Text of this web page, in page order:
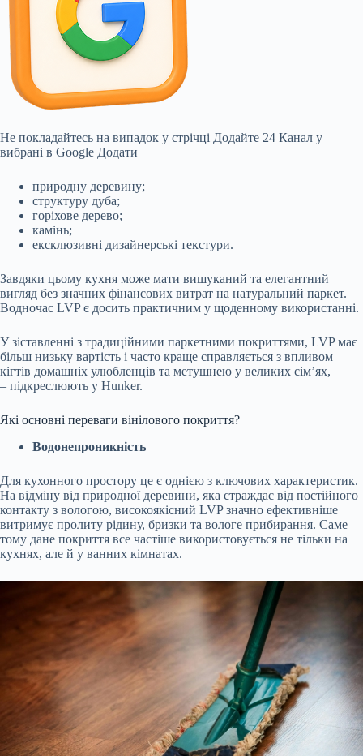
Не покладайтесь на випадок у стрічці Додайте 24 Канал у
вибрані в Google Додати
природну деревину;
структуру дуба;
горіхове дерево;
камінь;
ексклюзивні дизайнерські текстури.
Завдяки цьому кухня може мати вишуканий та елегантний
вигляд без значних фінансових витрат на натуральний паркет.
Водночас LVP є досить практичним у щоденному використанні.
У зіставленні з традиційними паркетними покриттями, LVP має
більш низьку вартість і часто краще справляється з впливом
кігтів домашніх улюбленців та метушнею у великих сім’ях,
– підкреслюють у Hunker.
Які основні переваги вінілового покриття?
Водонепроникність
Для кухонного простору це є однією з ключових характеристик.
На відміну від природної деревини, яка страждає від постійного
контакту з вологою, високоякісний LVP значно ефективніше
витримує пролиту рідину, бризки та вологе прибирання. Саме
тому дане покриття все частіше використовується не тільки на
кухнях, але й у ванних кімнатах.